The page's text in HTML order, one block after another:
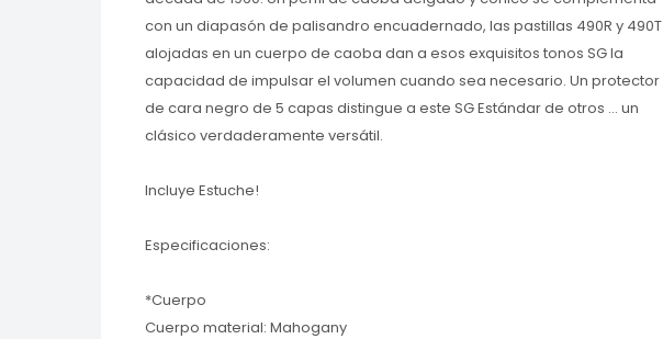
con un diapasón de palisandro encuadernado, las pastillas 490R y 490T
alojadas en un cuerpo de caoba dan a esos exquisitos tonos SG la
capacidad de impulsar el volumen cuando sea necesario. Un protector
de cara negro de 5 capas distingue a este SG Estándar de otros ... un
clásico verdaderamente versátil.
Incluye Estuche!
Especificaciones:
*Cuerpo
Cuerpo material: Mahogany